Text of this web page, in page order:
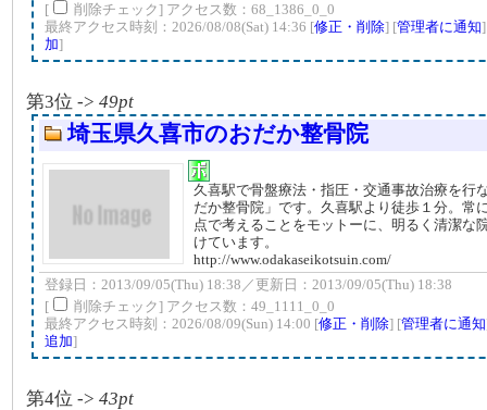
[
削除チェック] アクセス数：68_1386_0_0
最終アクセス時刻：2026/08/08(Sat) 14:36 [修正・削除] [管理者に通知
加]
第3位 -> 49pt
埼玉県久喜市のおだか整骨院
久喜駅で骨盤療法・指圧・交通事故治療を行
だか整骨院」です。久喜駅より徒歩１分。常
点で考えることをモットーに、明るく清潔な
けています。
http://www.odakaseikotsuin.com/
登録日：2013/09/05(Thu) 18:38／更新日：2013/09/05(Thu) 18:38
[
削除チェック] アクセス数：49_1111_0_0
最終アクセス時刻：2026/08/09(Sun) 14:00 [修正・削除] [管理者に通知
追加]
第4位 -> 43pt